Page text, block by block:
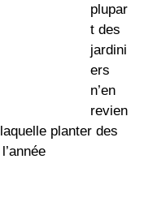
plupar
t des
jardini
ers
n’en
revien
planter des